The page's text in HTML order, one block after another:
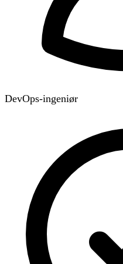
DevOps-ingeniør